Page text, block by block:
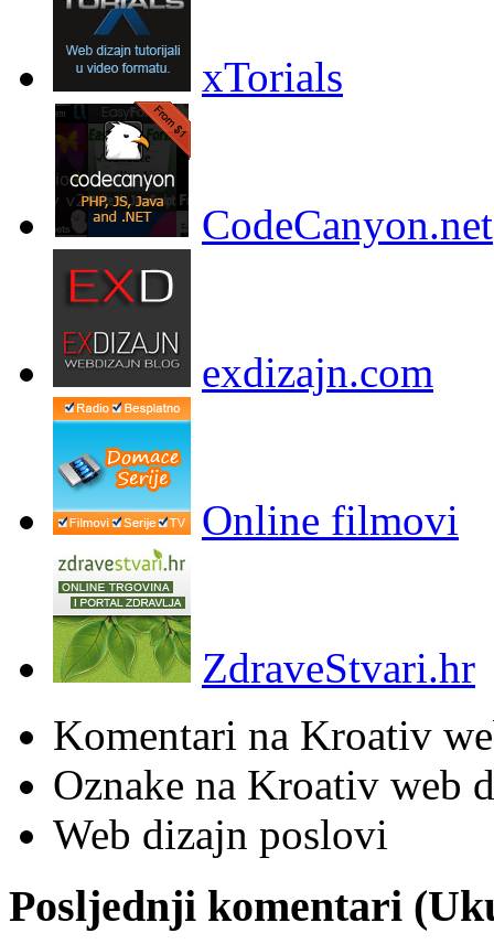
xTorials
CodeCanyon.net
exdizajn.com
Online filmovi
ZdraveStvari.hr
Komentari na Kroativ
Oznake na Kroativ web
Web dizajn poslovi
Posljednji komentari